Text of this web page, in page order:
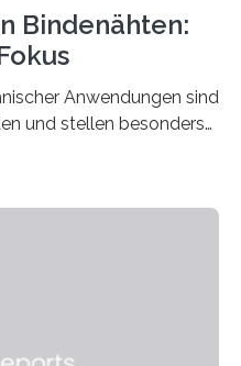
Bindenähten:
Anwendungen sind
und stellen besonders
dar.
von Rezyklaten